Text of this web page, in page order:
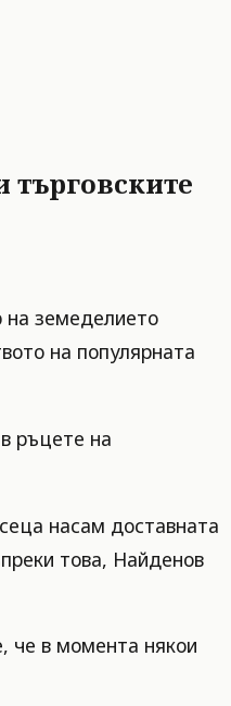
търговските
на земеделието
на популярната
ръцете на
насам доставната
това, Найденов
че в момента някои